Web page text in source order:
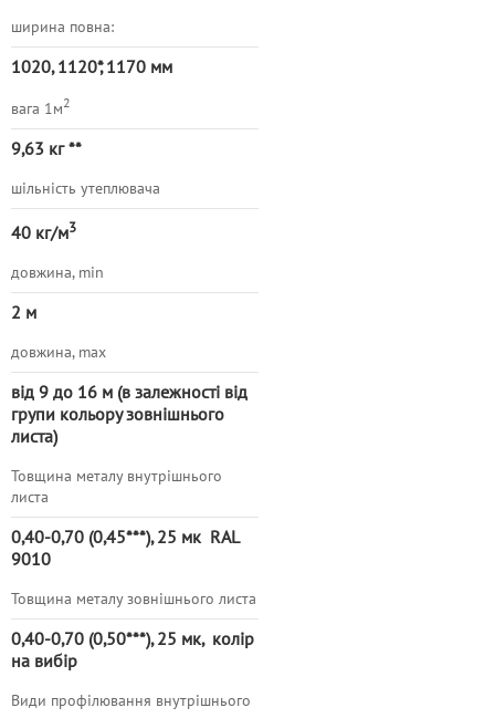
ширина повна:
1020, 1120*, 1170 мм
вага 1м2
9,63 кг **
шільність утеплювача
40 кг/м3
довжина, min
2 м
довжина, max
від 9 до 16 м (в залежності від
групи кольору зовнішнього
листа)
Товщина металу внутрішнього
листа
0,40-0,70 (0,45***), 25 мк RAL
9010
Товщина металу зовнішнього листа
0,40-0,70 (0,50***),25 мк, колір
на вибір
Види профілювання внутрішнього